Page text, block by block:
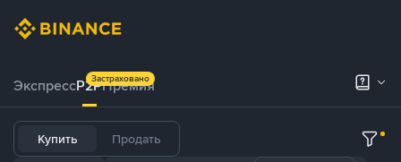
ЭкспрессP2PПремия
Застраховано
Купить Продать